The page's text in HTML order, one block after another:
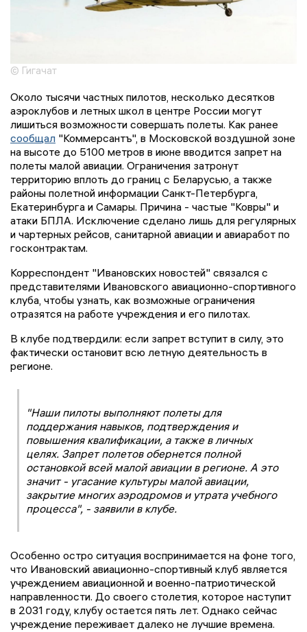
© Гигачат
Около тысячи частных пилотов, несколько десятков
аэроклубов и летных школ в центре России могут
лишиться возможности совершать полеты. Как ранее
сообщал "Коммерсантъ", в Московской воздушной зоне
на высоте до 5100 метров в июне вводится запрет на
полеты малой авиации. Ограничения затронут
территорию вплоть до границ с Беларусью, а также
районы полетной информации Санкт-Петербурга,
Екатеринбурга и Самары. Причина - частые "Ковры" и
атаки БПЛА. Исключение сделано лишь для регулярных
и чартерных рейсов, санитарной авиации и авиаработ по
госконтрактам.
Корреспондент "Ивановских новостей" связался с
представителями Ивановского авиационно-спортивного
клуба, чтобы узнать, как возможные ограничения
отразятся на работе учреждения и его пилотах.
В клубе подтвердили: если запрет вступит в силу, это
фактически остановит всю летную деятельность в
регионе.
"Наши пилоты выполняют полеты для
поддержания навыков, подтверждения и
повышения квалификации, а также в личных
целях. Запрет полетов обернется полной
остановкой всей малой авиации в регионе. А это
значит - угасание культуры малой авиации,
закрытие многих аэродромов и утрата учебного
процесса", - заявили в клубе.
Особенно остро ситуация воспринимается на фоне того,
что Ивановский авиационно-спортивный клуб является
учреждением авиационной и военно-патриотической
направленности. До своего столетия, которое наступит
в 2031 году, клубу остается пять лет. Однако сейчас
учреждение переживает далеко не лучшие времена.